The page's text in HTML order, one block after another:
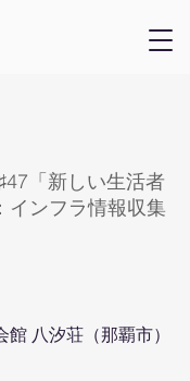
「新しい生活者
インフラ情報収集
八汐荘（那覇市）